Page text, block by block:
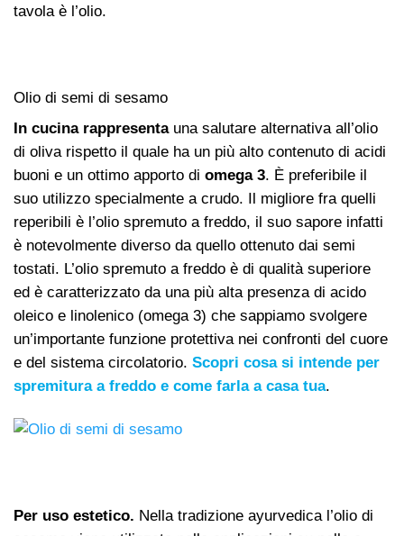
tavola è l’olio.
Olio di semi di sesamo
In cucina rappresenta una salutare alternativa all’olio
di oliva rispetto il quale ha un più alto contenuto di acidi
buoni e un ottimo apporto di omega 3. È preferibile il
suo utilizzo specialmente a crudo. Il migliore fra quelli
reperibili è l’olio spremuto a freddo, il suo sapore infatti
è notevolmente diverso da quello ottenuto dai semi
tostati. L’olio spremuto a freddo è di qualità superiore
ed è caratterizzato da una più alta presenza di acido
oleico e linolenico (omega 3) che sappiamo svolgere
un’importante funzione protettiva nei confronti del cuore
e del sistema circolatorio. Scopri cosa si intende per
spremitura a freddo e come farla a casa tua.
Per uso estetico. Nella tradizione ayurvedica l’olio di